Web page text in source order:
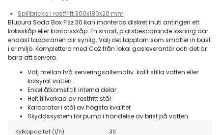
Spillbricka i rostfritt 300x180x20 mm
Blupura Soda Box Fizz 30 kan monteras diskret inuti antingen ett
köksskåp eller kontorsskåp. En smart, platsbesparande lösning där
endast tappkranen blir synlig. Välj det tapptorn som smälter in bäst
i er miljö. Komplettera med Co2 från lokal gasleverantör och det är
bara att servera.
Välj mellan två serveringsalternativ: kallt stilla vatten eller
kolsyrat vatten
Enkel åtkomst till interna delar
Helt tillverkad av rostfritt stål
Karborator i stål av högsta kvalitet
Skyddssystem för pump i händelse av brist på vatten
Kylkapacitet (l/h) 30